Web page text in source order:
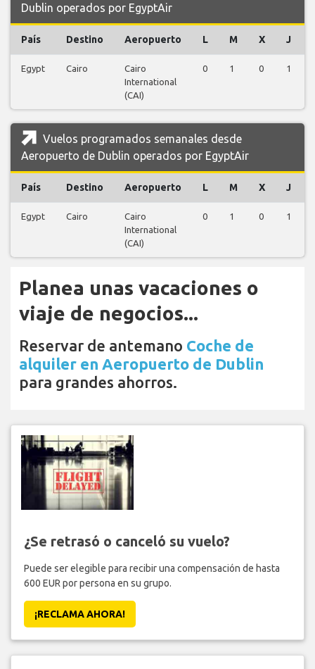
Dublin operados por EgyptAir
País Destino Aeropuerto L M X J
Egypt Cairo
Cairo
International
(CAI)
0 1 0 1
Vuelos programados semanales desde
Aeropuerto de Dublin operados por EgyptAir
País Destino Aeropuerto L M X J
Egypt Cairo
Cairo
International
(CAI)
0 1 0 1
Planea unas vacaciones o
viaje de negocios...
Reservar de antemano Coche de
alquiler en Aeropuerto de Dublin
para grandes ahorros.
¿Se retrasó o canceló su vuelo?
Puede ser elegible para recibir una compensación de hasta
600 EUR por persona en su grupo.
¡RECLAMA AHORA!